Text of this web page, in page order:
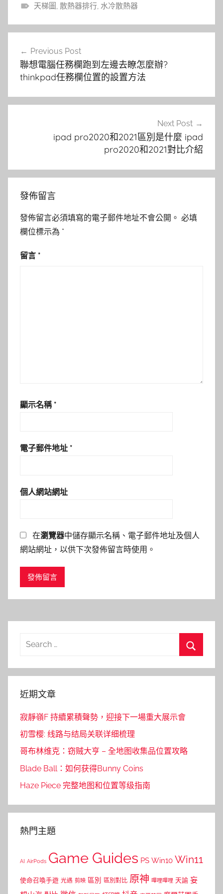
天梯圖 散熱器排行, 水冷散熱器
章
導
覽
Previous Post
聯想電腦任務欄跑到左邊去瞭怎麼辦?
thinkpad任務欄位置的設置方法
Next Post
ipad pro2020和2021區別是什麼 ipad
pro2020和2021對比介紹
發佈留言
發佈留言必須填寫的電子郵件地址不會公開。 必填
欄位標示為 *
留言 *
顯示名稱 *
電子郵件地址 *
個人網站網址
在瀏覽器中儲存顯示名稱、電子郵件地址及個人
網站網址，以供下次發佈留言時使用。
Search
近期文章
寂靜嶺F 持續累積聲勢，迎接下一場重大展示會
初雪樱: 线路与结局关联详细梳理
哥布林维克：窃贼大亨 – 全地图收集品位置攻略
Blade Ball：如何获得Bunny Coins
Haze Piece 完整地图和位置等级指南
熱門主題
AI AirPods Game Guides PS Win10 Win11
使命召喚手遊 光遇 剪映 區別 區別對比 原神 嗶哩嗶哩 天諭 妄